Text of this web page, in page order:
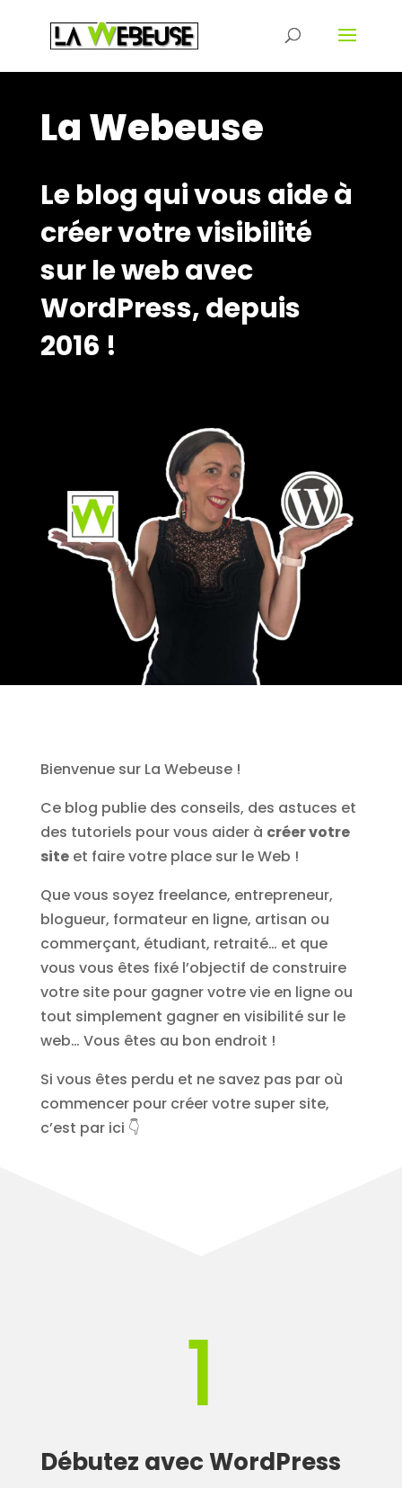
La Webeuse
Le blog qui vous aide à
créer votre visibilité
sur le web avec
WordPress, depuis
2016 !
Bienvenue sur La Webeuse !
Ce blog publie des conseils, des astuces et
des tutoriels pour vous aider à créer votre
siteet faire votre place sur le Web !
Que vous soyez freelance, entrepreneur,
blogueur, formateur en ligne, artisan ou
commerçant, étudiant, retraité… et que
vous vous êtes fixé l’objectif de construire
votre site pour gagner votre vie en ligne ou
tout simplement gagner en visibilité sur le
web… Vous êtes au bon endroit !
Si vous êtes perdu et ne savez pas par où
commencer pour créer votre super site,
c’est par ici 👇
1
Débutez avec WordPress